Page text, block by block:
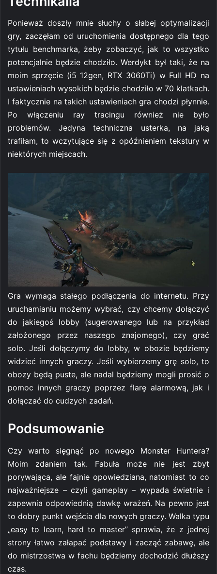
Ponieważ doszły mnie słuchy o słabej optymalizacji
gry, zaczęłam od uruchomienia dostępnego dla tego
tytułu benchmarka, żeby zobaczyć, jak to wszystko
potencjalnie będzie chodziło. Werdykt był taki, że na
moim sprzęcie (i5 12gen, RTX 3060Ti) w Full HD na
ustawieniach wysokich będzie chodziło w 70 klatkach.
I faktycznie na takich ustawieniach gra chodzi płynnie.
Po włączeniu ray tracingu również nie było
problemów. Jedyna techniczna usterka, na jaką
trafiłam, to wczytujące się z opóźnieniem tekstury w
niektórych miejscach.
Gra wymaga stałego podłączenia do internetu. Przy
uruchamianiu możemy wybrać, czy chcemy dołączyć
do jakiegoś lobby (sugerowanego lub na przykład
założonego przez naszego znajomego), czy grać
solo. Jeśli dołączymy do lobby, w obozie będziemy
widzieć innych graczy. Jeśli wybierzemy grę solo, to
obozy będą puste, ale nadal będziemy mogli prosić o
pomoc innych graczy poprzez flarę alarmową, jak i
dołączać do cudzych zadań.
Podsumowanie
Czy warto sięgnąć po nowego Monster Huntera?
Moim zdaniem tak. Fabuła może nie jest zbyt
porywająca, ale fajnie opowiedziana, natomiast to co
najważniejsze – czyli gameplay – wypada świetnie i
zapewnia odpowiednią dawkę wrażeń. Na pewno jest
to dobry punkt wejścia dla nowych graczy. Walka typu
„easy to learn, hard to master” sprawia, że z jednej
strony łatwo załapać podstawy i zacząć zabawę, ale
do mistrzostwa w fachu będziemy dochodzić dłuższy
czas.